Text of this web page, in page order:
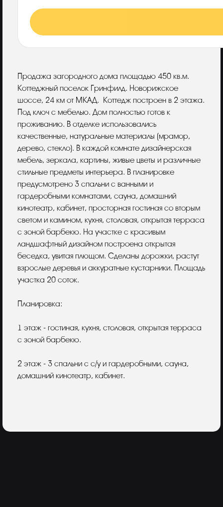
Описание
Продажа загородного дома площадью 450 кв.м.
Коттеджный поселок Гринфилд. Новорижское
шоссе, 24 км от МКАД. Коттедж построен в 2 этажа.
Под ключ с мебелью. Дом полностью готов к
проживанию. В отделке использовались
качественные, натуральные материалы (мрамор,
дерево, стекло). В каждой комнате дизайнерская
мебель, зеркала, картины, живые цветы и различные
стильные предметы интерьера. В планировке
предусмотрено 3 спальни с ванными и
гардеробными комнатами, сауна, домашний
кинотеатр, кабинет, просторная гостиная со вторым
светом и камином, кухня, столовая, открытая терраса
с зоной барбекю. На участке с красивым
ландшафтный дизайном построена открытая
беседка, увитая плющом. Сделаны дорожки, растут
взрослые деревья и аккуратные кустарники. Площадь
участка 20 соток.
Планировка:
1 этаж - гостиная, кухня, столовая, открытая терраса
с зоной барбекю.
2 этаж - 3 спальни с с/у и гардеробными, сауна,
домашний кинотеатр, кабинет.